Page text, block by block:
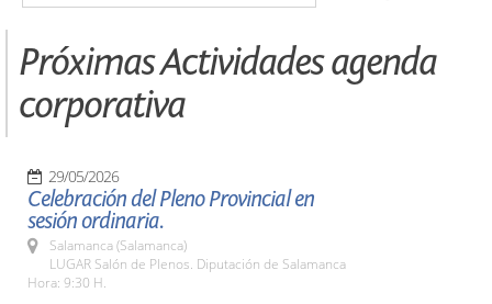
Próximas Actividades agenda
corporativa
29/05/2026
Celebración del Pleno Provincial en
sesión ordinaria.
Salamanca (Salamanca)
LUGAR Salón de Plenos. Diputación de Salamanca
Hora: 9:30 H.